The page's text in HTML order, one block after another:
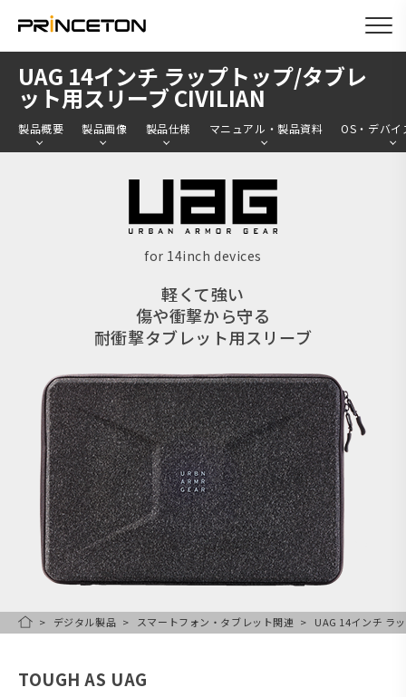
UAG 14インチ ラップトップ/タブレ
ット用スリーブ CIVILIAN
製品概要 製品画像 製品仕様 マニュアル・製品資料 OS・デバイ
for 14inch devices
軽くて強い
傷や衝撃から守る
耐衝撃タブレット用スリーブ
HOMEデジタル製品 スマートフォン・タブレット関連 UAG 14インチ ラ
TOUGH AS UAG